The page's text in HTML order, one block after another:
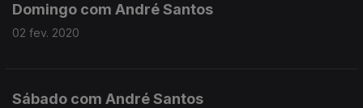
Domingo com André Santos
02 fev. 2020
Sábado com André Santos